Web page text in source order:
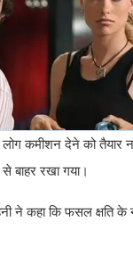
कमीशन देने को तैयार
से बाहर रखा गया।
ने कहा कि फसल क्षति के